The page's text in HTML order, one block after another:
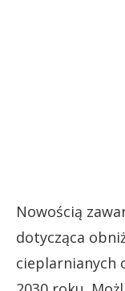
Nowością
dotycząca
cieplarnianych